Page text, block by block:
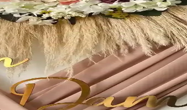
DÜNYAM. Her ikisi de şık tasarımlarıyla öne
ve Özel Organizasyonlar İçin
şıklık katın. Dayanıklı ve estetik
Rehberi